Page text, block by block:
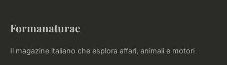
Formanaturae
Il magazine italiano che esplora affari, animali e motori